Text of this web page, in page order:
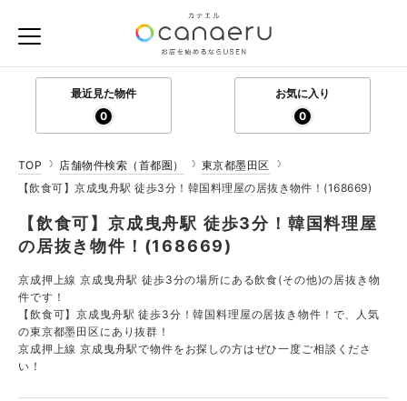
最近見た物件
0
お気に入り
0
TOP 店舗物件検索（首都圏）
東京都墨田区
【飲食可】京成曳舟駅 徒歩3分！韓国料理屋の居抜き物件！(168669)
【飲食可】京成曳舟駅 徒歩3分！韓国料理屋
の居抜き物件！(168669)
京成押上線 京成曳舟駅 徒歩3分の場所にある飲食(その他)の居抜き物
件です！
【飲食可】京成曳舟駅 徒歩3分！韓国料理屋の居抜き物件！で、人気
の東京都墨田区にあり抜群！
京成押上線 京成曳舟駅で物件をお探しの方はぜひ一度ご相談くださ
い！